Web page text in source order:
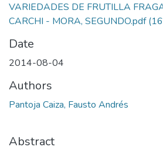
VARIEDADES DE FRUTILLA
CARCHI - MORA, SEGUNDO.pdf
Date
2014-08-04
Authors
Pantoja Caiza, Fausto Andrés
Abstract